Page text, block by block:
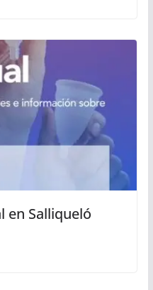
en Salliqueló